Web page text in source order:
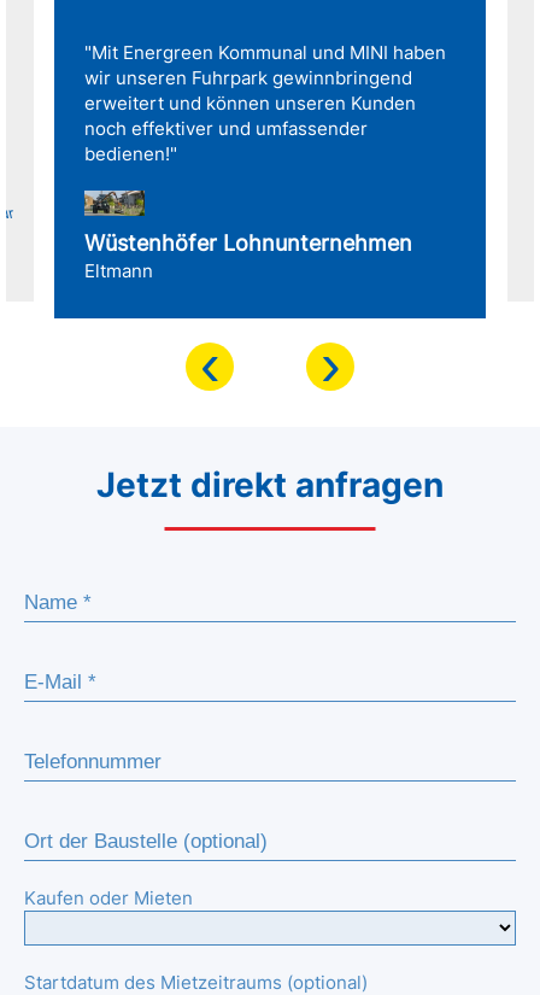
"Mit Energreen Kommunal und MINI haben
wir unseren Fuhrpark gewinnbringend
erweitert und können unseren Kunden
noch effektiver und umfassender
bedienen!"
Wüstenhöfer Lohnunternehmen
Eltmann
‹ ›
Jetzt direkt anfragen
Kaufen oder Mieten
Startdatum des Mietzeitraums (optional)